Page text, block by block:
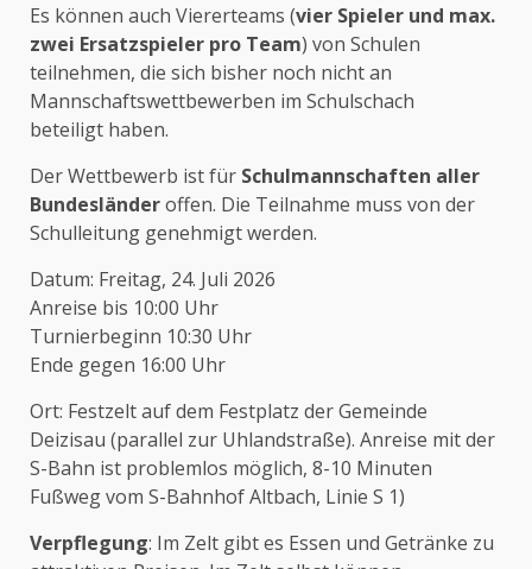
Es können auch Viererteams (vier Spieler und max.
zwei Ersatzspieler pro Team) von Schulen
teilnehmen, die sich bisher noch nicht an
Mannschaftswettbewerben im Schulschach
beteiligt haben.
Der Wettbewerb ist für Schulmannschaften aller
Bundesländeroffen. Die Teilnahme muss von der
Schulleitung genehmigt werden.
Datum: Freitag, 24. Juli 2026
Anreise bis 10:00 Uhr
Turnierbeginn 10:30 Uhr
Ende gegen 16:00 Uhr
Ort: Festzelt auf dem Festplatz der Gemeinde
Deizisau (parallel zur Uhlandstraße). Anreise mit der
S-Bahn ist problemlos möglich, 8-10 Minuten
Fußweg vom S-Bahnhof Altbach, Linie S 1)
Verpflegung: Im Zelt gibt es Essen und Getränke zu